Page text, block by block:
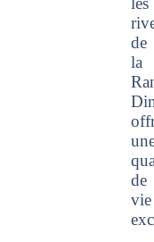
de
la
de
vie